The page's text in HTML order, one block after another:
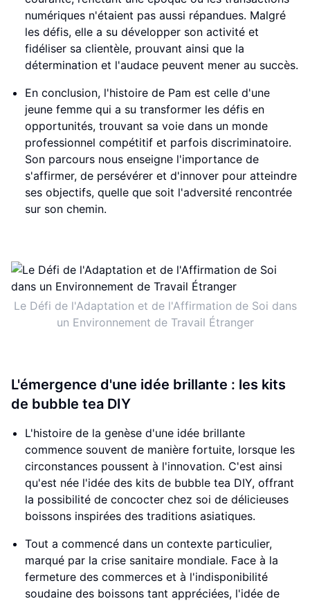
numériques n'étaient pas aussi répandues. Malgré
les défis, elle a su développer son activité et
fidéliser sa clientèle, prouvant ainsi que la
détermination et l'audace peuvent mener au succès.
En conclusion, l'histoire de Pam est celle d'une
jeune femme qui a su transformer les défis en
opportunités, trouvant sa voie dans un monde
professionnel compétitif et parfois discriminatoire.
Son parcours nous enseigne l'importance de
s'affirmer, de persévérer et d'innover pour atteindre
ses objectifs, quelle que soit l'adversité rencontrée
sur son chemin.
Le Défi de l'Adaptation et de l'Affirmation de Soi dans
un Environnement de Travail Étranger
L'émergence d'une idée brillante : les kits
de bubble tea DIY
L'histoire de la genèse d'une idée brillante
commence souvent de manière fortuite, lorsque les
circonstances poussent à l'innovation. C'est ainsi
qu'est née l'idée des kits de bubble tea DIY, offrant
la possibilité de concocter chez soi de délicieuses
boissons inspirées des traditions asiatiques.
Tout a commencé dans un contexte particulier,
marqué par la crise sanitaire mondiale. Face à la
fermeture des commerces et à l'indisponibilité
soudaine des boissons tant appréciées, l'idée de